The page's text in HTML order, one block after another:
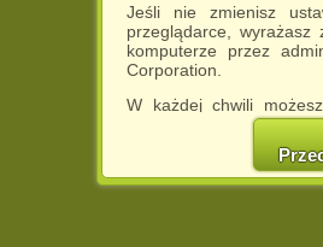
Jeśli nie zmienisz
przeglądarce,
komputerze przez
Corporation.
W każdej chwili
cookies w swojej
w naszej
http://chomikuj.pl/